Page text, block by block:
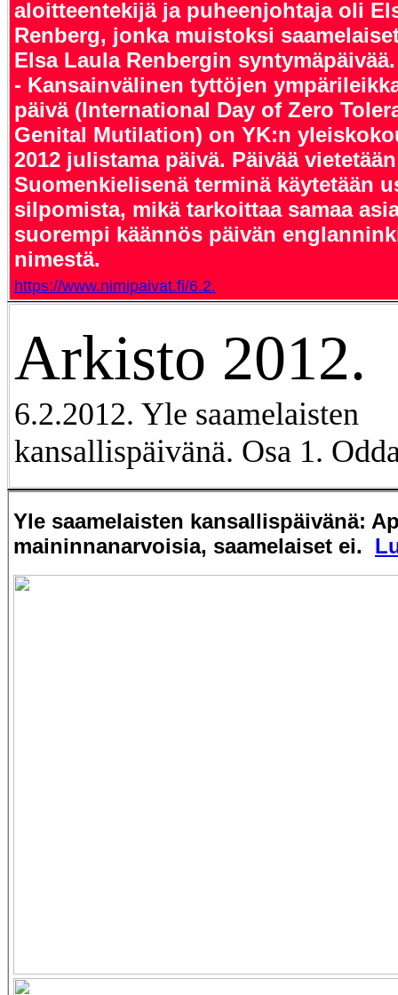
aloitteentekijä ja puheenjohtaja oli
Renberg, jonka muistoksi
Elsa Laula Renbergin syntymäpäivää.
- Kansainvälinen tyttöjen
päivä (International Day of Zero
Genital Mutilation) on YK:n
2012 julistama päivä. Päivää
Suomenkielisenä terminä käytetään
silpomista, mikä tarkoittaa samaa
suorempi käännös päivän
nimestä.
https://www.nimipaivat.fi/6.2.
Arkisto 2012.
6.2.2012. Yle saamelaisten
kansallispäivänä. Osa 1.
Yle saamelaisten kansallispäivänä:
maininnanarvoisia, saamelaiset ei.